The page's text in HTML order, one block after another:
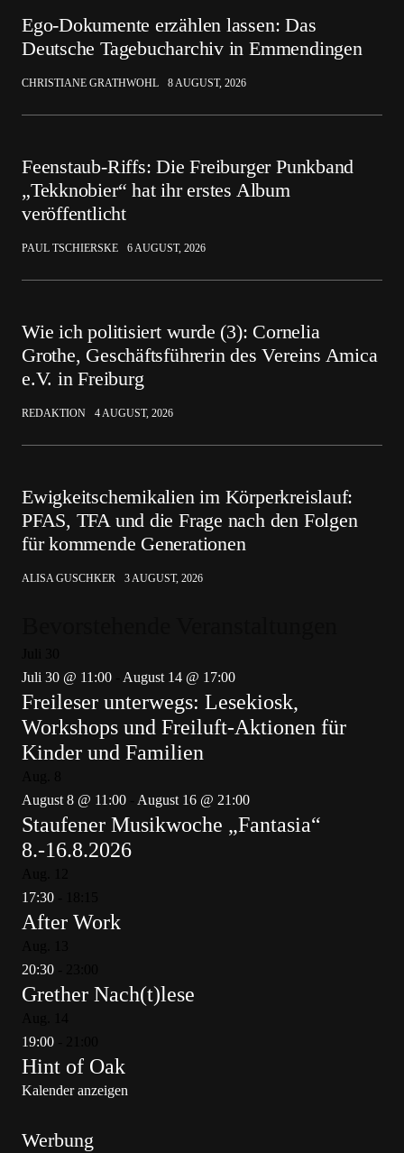
Ego-Dokumente erzählen lassen: Das
Deutsche Tagebucharchiv in Emmendingen
CHRISTIANE GRATHWOHL 8 AUGUST, 2026
Feenstaub-Riffs: Die Freiburger Punkband
„Tekknobier“ hat ihr erstes Album
veröffentlicht
PAUL TSCHIERSKE 6 AUGUST, 2026
Wie ich politisiert wurde (3): Cornelia
Grothe, Geschäftsführerin des Vereins Amica
e.V. in Freiburg
REDAKTION 4 AUGUST, 2026
Ewigkeitschemikalien im Körperkreislauf:
PFAS, TFA und die Frage nach den Folgen
für kommende Generationen
ALISA GUSCHKER 3 AUGUST, 2026
Juli 30 @ 11:00
August 14 @ 17:00
Freileser unterwegs: Lesekiosk,
Workshops und Freiluft-Aktionen für
Kinder und Familien
August 8 @ 11:00
August 16 @ 21:00
Staufener Musikwoche „Fantasia“
8.-16.8.2026
17:30
After Work
20:30
Grether Nach(t)lese
19:00
Hint of Oak
Kalender anzeigen
Werbung